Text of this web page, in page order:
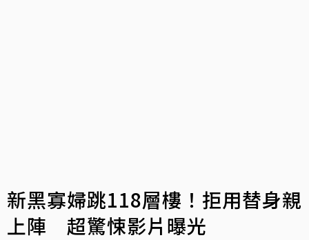
新黑寡婦跳118層樓！拒用替身親
上陣 超驚悚影片曝光